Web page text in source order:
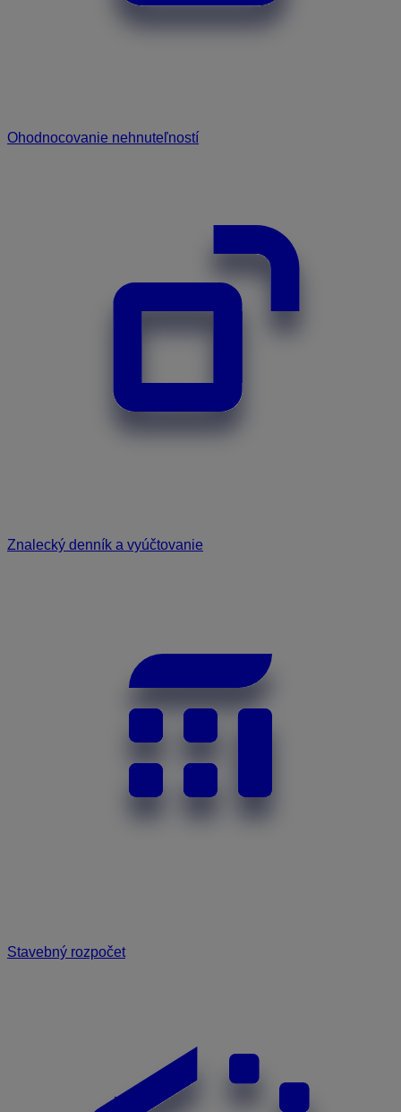
Ohodnocovanie nehnuteľností
Znalecký denník a vyúčtovanie
Stavebný rozpočet